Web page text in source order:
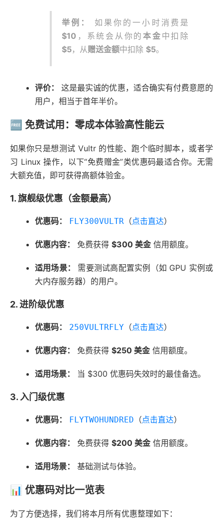
举例：
如果你的一小时消费是
$10 ，系统会从你的 本金 中扣除
$5，从赠送金额中扣除 $5。
评价：
这是最实诚的优惠，适合确实有付费意愿的
用户，相当于首年半价。
🆓 免费试用：零成本体验高性能云
如果你只是想测试 Vultr 的性能、跑个临时脚本，或者学
习 Linux 操作，以下“免费赠金”类优惠码最适合你。无需
大额充值，即可获得高额体验金。
1. 旗舰级优惠（金额最高）
优惠码： FLY300VULTR （点击直达）
优惠内容： 免费获得 $300 美金 信用额度。
适用场景：
需要测试高配置实例（如 GPU 实例或
大内存服务器）的用户。
2. 进阶级优惠
优惠码： 250VULTRFLY （点击直达）
优惠内容： 免费获得 $250 美金 信用额度。
适用场景： 当 $300 优惠码失效时的最佳备选。
3. 入门级优惠
优惠码： FLYTWOHUNDRED （点击直达）
优惠内容： 免费获得 $200 美金 信用额度。
适用场景： 基础测试与体验。
📊 优惠码对比一览表
为了方便选择，我们将本月所有优惠整理如下：